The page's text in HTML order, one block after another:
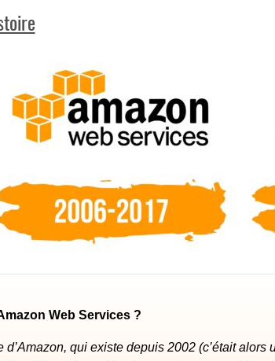
Web Services ?
d’Amazon, qui existe depuis 2002 (c’était